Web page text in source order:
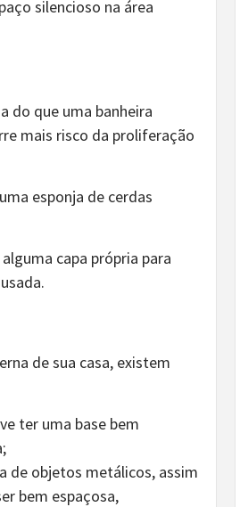
silencioso na área
do que uma banheira
mais risco da proliferação
esponja de cerdas
capa própria para
de sua casa, existem
ter uma base bem
de objetos metálicos, assim
bem espaçosa,